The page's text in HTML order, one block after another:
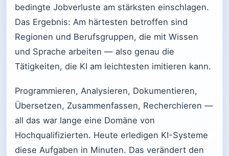
bedingte Jobverluste am stärksten einschlagen.
Das Ergebnis: Am härtesten betroffen sind
Regionen und Berufsgruppen, die mit Wissen
und Sprache arbeiten — also genau die
Tätigkeiten, die KI am leichtesten imitieren kann.
Programmieren, Analysieren, Dokumentieren,
Übersetzen, Zusammenfassen, Recherchieren —
all das war lange eine Domäne von
Hochqualifizierten. Heute erledigen KI-Systeme
diese Aufgaben in Minuten. Das verändert den